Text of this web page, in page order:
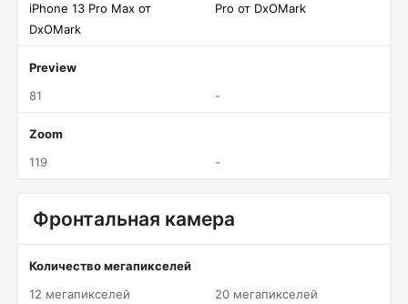
iPhone 13 Pro Max от
DxOMark
Pro от DxOMark
Preview
81
-
Zoom
119
-
Фронтальная камера
Количество мегапикселей
12 мегапикселей
20 мегапикселей